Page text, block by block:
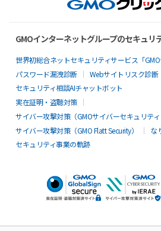
GMOインターネットグループのセキュリ
世界初総合ネットセキュリティサービス「GMO
パスワード漏洩診断
Webサイトリスク診断
セキュリティ相談AIチャットボット
実在証明・盗聴対策
サイバー攻撃対策（GMOサイバーセキュリティ
サイバー攻撃対策（GMO Flatt Security）
な
セキュリティ事業の軌跡